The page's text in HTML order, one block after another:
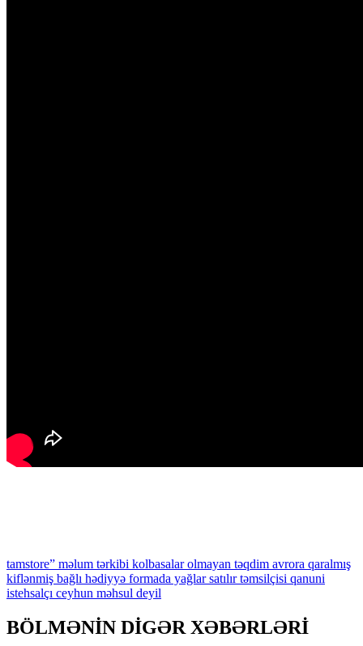
tamstore” məlum tərkibi kolbasalarolmayan təqdim avrora qaralmış
kiflənmiş bağlı hədiyyə formada yağlarsatılırtəmsilçisi qanuni
istehsalçı ceyhun məhsul deyil
BÖLMƏNİN DİGƏR XƏBƏRLƏRİ